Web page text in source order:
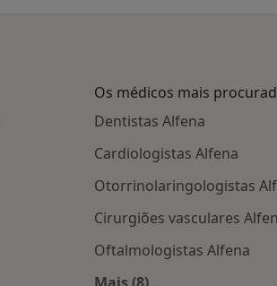
Os médicos mais
Dentistas Alfena
Cardiologistas Alfena
Otorrinolaringologistas
Cirurgiões vasculares
Oftalmologistas Alfena